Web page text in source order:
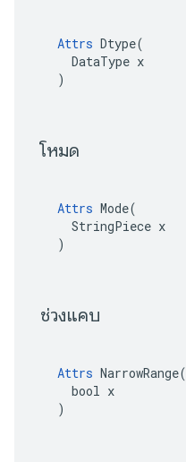
Attrs Dtype(
DataType x
)
โหมด
Attrs Mode(
  StringPiece x
)
ช่วงแคบ
Attrs NarrowRange(
  bool x
)